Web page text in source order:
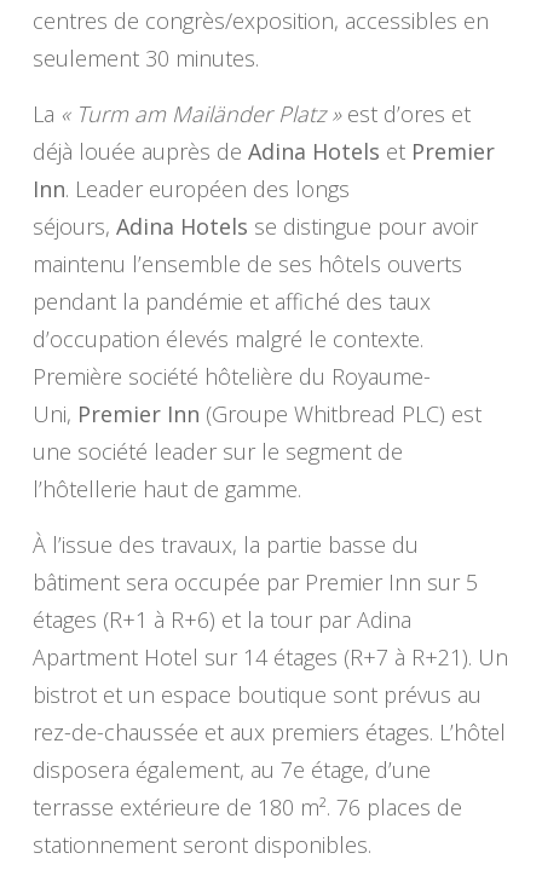
centres de congrès/exposition, accessibles en
seulement 30 minutes.
La « Turm am Mailänder Platz »est d’ores et
déjà louée auprès de Adina Hotels et Premier
Inn. Leader européen des longs
séjours, Adina Hotels se distingue pour avoir
maintenu l’ensemble de ses hôtels ouverts
pendant la pandémie et affiché des taux
d’occupation élevés malgré le contexte.
Première société hôtelière du Royaume-
Uni, Premier Inn (Groupe Whitbread PLC) est
une société leader sur le segment de
l’hôtellerie haut de gamme.
À l’issue des travaux, la partie basse du
bâtiment sera occupée par Premier Inn sur 5
étages (R+1 à R+6) et la tour par Adina
Apartment Hotel sur 14 étages (R+7 à R+21). Un
bistrot et un espace boutique sont prévus au
rez-de-chaussée et aux premiers étages. L’hôtel
disposera également, au 7e étage, d’une
terrasse extérieure de 180 m². 76 places de
stationnement seront disponibles.